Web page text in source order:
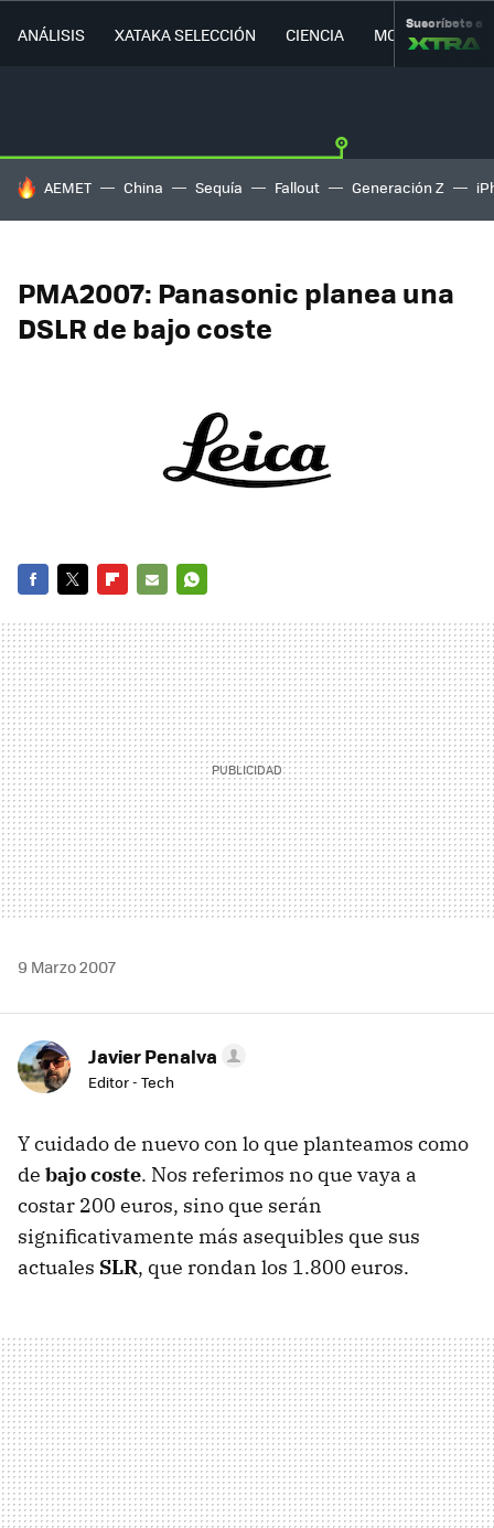
ANÁLISIS XATAKA SELECCIÓN CIENCIA MOVILIDAD
Suscríbete a
HOY SE HABLA DE
AEMET China Sequía Fallout Generación Z
PMA2007: Panasonic planea una
DSLR de bajo coste
MAIL
9 Marzo 2007
Javier Penalva
Editor - Tech
Y cuidado de nuevo con lo que planteamos como
de bajo coste. Nos referimos no que vaya a
costar 200 euros, sino que serán
significativamente más asequibles que sus
actuales SLR, que rondan los 1.800 euros.